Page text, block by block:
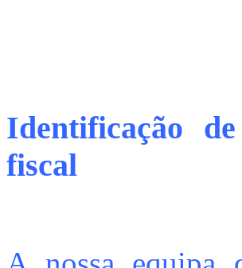
Identificação
fiscal